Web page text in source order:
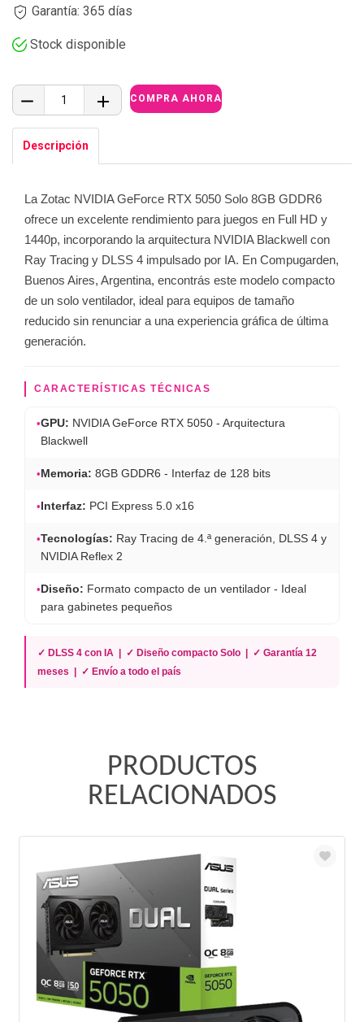
Garantía: 365 días
Stock disponible
Descripción
La Zotac NVIDIA GeForce RTX 5050 Solo 8GB GDDR6
ofrece un excelente rendimiento para juegos en Full HD y
1440p, incorporando la arquitectura NVIDIA Blackwell con
Ray Tracing y DLSS 4 impulsado por IA. En Compugarden,
Buenos Aires, Argentina, encontrás este modelo compacto
de un solo ventilador, ideal para equipos de tamaño
reducido sin renunciar a una experiencia gráfica de última
generación.
CARACTERÍSTICAS TÉCNICAS
•GPU: NVIDIA GeForce RTX 5050 - Arquitectura
Blackwell
• Memoria: 8GB GDDR6 - Interfaz de 128 bits
• Interfaz: PCI Express 5.0 x16
•Tecnologías: Ray Tracing de 4.ª generación, DLSS 4 y
NVIDIA Reflex 2
• Diseño: Formato compacto de un ventilador - Ideal
para gabinetes pequeños
✓ DLSS 4 con IA | ✓ Diseño compacto Solo | ✓ Garantía 12
meses | ✓ Envío a todo el país
PRODUCTOS
RELACIONADOS